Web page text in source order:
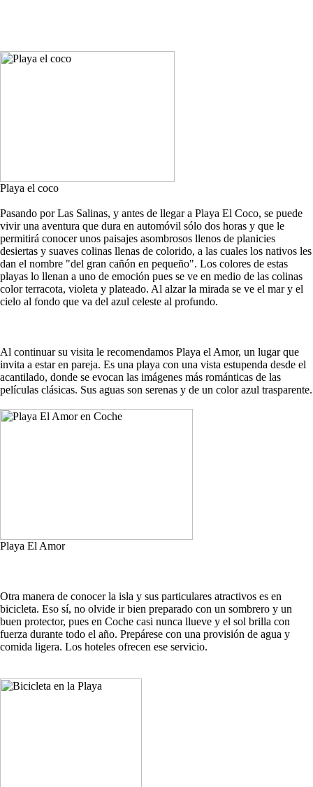
Playa el coco
Pasando por Las Salinas, y antes de llegar a Playa El Coco, se puede
vivir una aventura que dura en automóvil sólo dos horas y que le
permitirá conocer unos paisajes asombrosos llenos de planicies
desiertas y suaves colinas llenas de colorido, a las cuales los nativos les
dan el nombre "del gran cañón en pequeño". Los colores de estas
playas lo llenan a uno de emoción pues se ve en medio de las colinas
color terracota, violeta y plateado. Al alzar la mirada se ve el mar y el
cielo al fondo que va del azul celeste al profundo.
Al continuar su visita le recomendamos Playa el Amor, un lugar que
invita a estar en pareja. Es una playa con una vista estupenda desde el
acantilado, donde se evocan las imágenes más románticas de las
películas clásicas. Sus aguas son serenas y de un color azul trasparente.
Playa El Amor
Otra manera de conocer la isla y sus particulares atractivos es en
bicicleta. Eso sí, no olvide ir bien preparado con un sombrero y un
buen protector, pues en Coche casi nunca llueve y el sol brilla con
fuerza durante todo el año. Prepárese con una provisión de agua y
comida ligera. Los hoteles ofrecen ese servicio.